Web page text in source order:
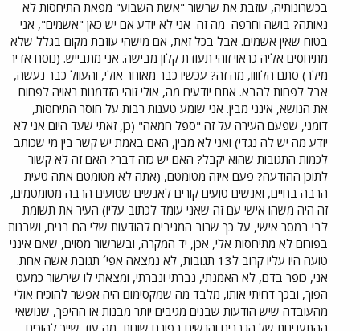
בכשרונותיה, עוזבת את שרשור "אשת השבוע" מפאת התיחסות לא
נאותה? בושה וחרפה מה זה אני לא יודע אם יש כאן "אשמים", אני
בטוח שאין אשמים. אבל בכל זאת, אם מישהי עוזבת מקום בגלל שלא
מתיחסים אליה כראוי זוהי תעודת קלון מבישה. אני מתבייש. (נוסח אדיר
מילר) סתם הלוווו, מה זה? עכשיו כבר מאוחר אולי, והעוול כבר נעשה,
אבל לפחות להבא. אתם יודעים מה, אולי זוהי הזדמנות ראויה לפחוח
את הנושא, אינני מבין. אני שומע טענות רבות על חוסר התיחסות,
דומני, שפעם העירה על זה "ספל חמאה" (כן, זאתי שעד היום אני לא
יודע מה יש לה נגדי) ואני לא מבין, האם באמת יש קשר בין מי שכותב
לכמות התגובות שהוא יקבל? האם יש כזה דבר? האם זה לא קשור
לתוכן ההודעה? פעם איזה מטומטם, (אתה לא מטומטם אתה טעית
הרבה בחיים, ואנשים טועים קורים לאנשים שטועים הרבה מטומטמים,
זה היה משהו אישי עם זה שאני עומד לכתוב עליו) העיר את תשומת
לבי במסר אישי, על כך שרוב המגיבים להודעות שלי הם בנים, ושבנות
בפורום לא מתיחסות אלי, אכן, יד המקרה, ובשרשור מסוים, שאם אינני
טועה היו עליו קרוב ל13 תגובות, לא נמצאה אפי´ תגובת אשה אחת.
אני, כופר בדם, לא האמנתי, נברתי ונברתי, ומצאתי לו שירשור כמעט
הפוך, ובכך דחיתי אותו, מלבד מה שמקסימום היה אפשר להוכיח אולי
מהעובדה שיש הודעות שבנים מגיבים יותר מבנות או ההיפך, שנושאי
ההתענינות של הגברים והנשים בפורם שונות, מה עוד שייך להוכיח